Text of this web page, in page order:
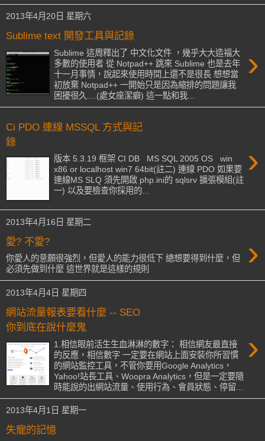
2013年4月20日 星期六
Sublime text 開發工具與記錄
›
Sublime 這周釋出了 中文化文件 ，幾乎大大造福大
多數的使用者 從 Notpad++ 跳來 Sublime 也是去年
十一月事情，說起來使用時間上還不是很長 想想當
初放棄 Notpad++ 一開始只是因為縮排的問題讓我
困擾很久....(處女座潔癖) 這一點和我...
Ci PDO 連線 MSSQL 方式與記
錄
›
版本 5.3.19 框架 CI DB MS SQL 2005 OS win
x86 or localhost win7 64bit(註二) 連線 PDO 如果要
連線MS SLQ 須先開啟 php.ini的 sqlsrv 擴張模組(註
一) 以及要檢查你採用的...
2013年4月16日 星期二
愛? 不愛? ›
你愛人的意願很強烈，但愛人的能力很低下 總想要得到什麼，但
必須先做到什麼 這世界就是這樣的規則
2013年4月4日 星期四
網站流量報表要看什麼 -- SEO
你到底在說什麼鬼
›
1.相信眼前活生生血淋淋的數字： 相信網友最直接
的反應，相信數字 一定要在網站上面安裝你所習慣
的網站監控工具，不管你要用Google Analytics，
Yahoo!站長工具、Woopra Analytics，但是一定要隨
時能說的出網站流量、使用行為、會員狀態、停留...
2013年4月1日 星期一
失寵的記憶